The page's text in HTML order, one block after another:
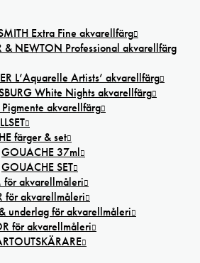
Extra Fine akvarellfärg
& NEWTON Professional akvarellfärg
L’Aquarelle Artists’ akvarellfärg
White Nights akvarellfärg
Pigmente akvarellfärg
färger & set
GOUACHE 37ml
GOUACHE SET
för akvarellmåleri
för akvarellmåleri
underlag för akvarellmåleri
för akvarellmåleri